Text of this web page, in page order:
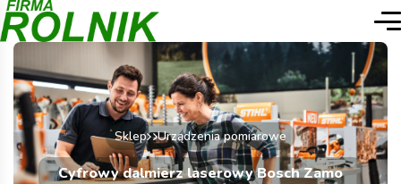
Sklep Urządzenia pomiarowe
Cyfrowy dalmierz laserowy Bosch Zamo